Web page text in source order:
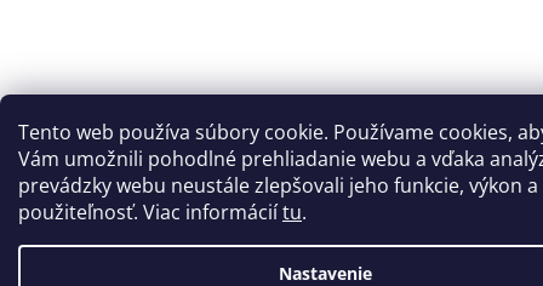
Tento web používa súbory cookie. Používame cookies,
Vám umožnili pohodlné prehliadanie webu a vďaka
prevádzky webu neustále zlepšovali jeho funkcie, výkon a
použiteľnosť. Viac informáciítu.
Nastavenie